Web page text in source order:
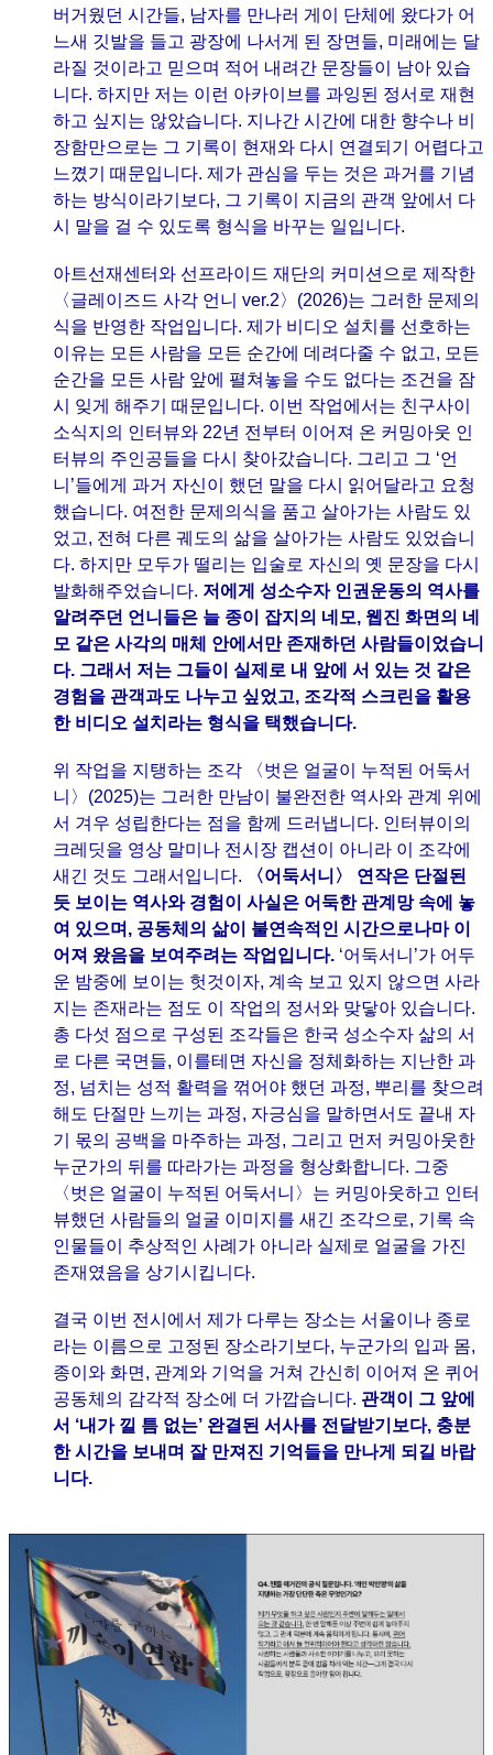
버거웠던 시간들, 남자를 만나러 게이 단체에 왔다가 어
느새 깃발을 들고 광장에 나서게 된 장면들, 미래에는 달
라질 것이라고 믿으며 적어 내려간 문장들이 남아 있습
니다. 하지만 저는 이런 아카이브를 과잉된 정서로 재현
하고 싶지는 않았습니다. 지나간 시간에 대한 향수나 비
장함만으로는 그 기록이 현재와 다시 연결되기 어렵다고
느꼈기 때문입니다. 제가 관심을 두는 것은 과거를 기념
하는 방식이라기보다, 그 기록이 지금의 관객 앞에서 다
시 말을 걸 수 있도록 형식을 바꾸는 일입니다.
아트선재센터와 선프라이드 재단의 커미션으로 제작한
〈글레이즈드 사각 언니 ver.2〉(2026)는 그러한 문제의
식을 반영한 작업입니다. 제가 비디오 설치를 선호하는
이유는 모든 사람을 모든 순간에 데려다줄 수 없고, 모든
순간을 모든 사람 앞에 펼쳐놓을 수도 없다는 조건을 잠
시 잊게 해주기 때문입니다. 이번 작업에서는 친구사이
소식지의 인터뷰와 22년 전부터 이어져 온 커밍아웃 인
터뷰의 주인공들을 다시 찾아갔습니다. 그리고 그 ‘언
니’들에게 과거 자신이 했던 말을 다시 읽어달라고 요청
했습니다. 여전한 문제의식을 품고 살아가는 사람도 있
었고, 전혀 다른 궤도의 삶을 살아가는 사람도 있었습니
다. 하지만 모두가 떨리는 입술로 자신의 옛 문장을 다시
발화해주었습니다. 저에게 성소수자 인권운동의 역사를
알려주던 언니들은 늘 종이 잡지의 네모, 웹진 화면의 네
모 같은 사각의 매체 안에서만 존재하던 사람들이었습니
다. 그래서 저는 그들이 실제로 내 앞에 서 있는 것 같은
경험을 관객과도 나누고 싶었고, 조각적 스크린을 활용
한 비디오 설치라는 형식을 택했습니다.
위 작업을 지탱하는 조각 〈벗은 얼굴이 누적된 어둑서
니〉(2025)는 그러한 만남이 불완전한 역사와 관계 위에
서 겨우 성립한다는 점을 함께 드러냅니다. 인터뷰이의
크레딧을 영상 말미나 전시장 캡션이 아니라 이 조각에
새긴 것도 그래서입니다.
〈어둑서니〉 연작은 단절된
듯 보이는 역사와 경험이 사실은 어둑한 관계망 속에 놓
여 있으며, 공동체의 삶이 불연속적인 시간으로나마 이
어져 왔음을 보여주려는 작업입니다. ‘어둑서니’가 어두
운 밤중에 보이는 헛것이자, 계속 보고 있지 않으면 사라
지는 존재라는 점도 이 작업의 정서와 맞닿아 있습니다.
총 다섯 점으로 구성된 조각들은 한국 성소수자 삶의 서
로 다른 국면들, 이를테면 자신을 정체화하는 지난한 과
정, 넘치는 성적 활력을 꺾어야 했던 과정, 뿌리를 찾으려
해도 단절만 느끼는 과정, 자긍심을 말하면서도 끝내 자
기 몫의 공백을 마주하는 과정, 그리고 먼저 커밍아웃한
누군가의 뒤를 따라가는 과정을 형상화합니다. 그중
〈벗은 얼굴이 누적된 어둑서니〉는 커밍아웃하고 인터
뷰했던 사람들의 얼굴 이미지를 새긴 조각으로, 기록 속
인물들이 추상적인 사례가 아니라 실제로 얼굴을 가진
존재였음을 상기시킵니다.
결국 이번 전시에서 제가 다루는 장소는 서울이나 종로
라는 이름으로 고정된 장소라기보다, 누군가의 입과 몸,
종이와 화면, 관계와 기억을 거쳐 간신히 이어져 온 퀴어
공동체의 감각적 장소에 더 가깝습니다. 관객이 그 앞에
서 ‘내가 낄 틈 없는’ 완결된 서사를 전달받기보다, 충분
한 시간을 보내며 잘 만져진 기억들을 만나게 되길 바랍
니다.